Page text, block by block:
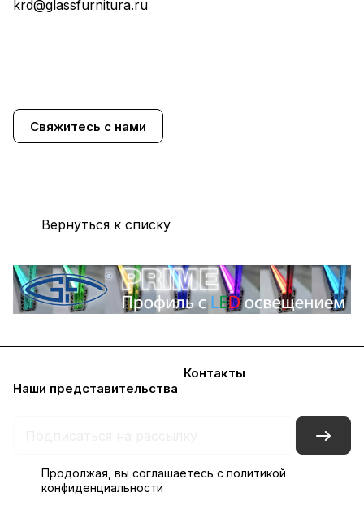
krd@glassfurnitura.ru
Свяжитесь с нами
Вернуться к списку
Контакты
Наши представительства
Продолжая, вы соглашаетесь с политикой
конфиденциальности